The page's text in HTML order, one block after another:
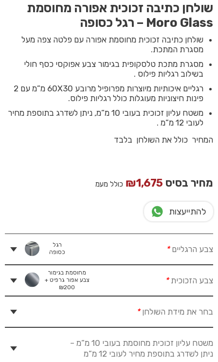
שולחן כתיבה זכוכית אפורה מחוסמת
Moro Glass – רגל כסופה
שולחן כתיבה זכוכית מחוסמת אפורה עם פלטה צפה מעל
מסגרת המתכת.
מסגרת מתכת טלסקופית בגימור צבע אפוקסי כסף חולי
בשילוב רגליות פילוס .
רגליים איכותיות מיוצרות מפרופיל מרובע 60X30 מ”מ עם 2
פינות חיצוניות מעוגלות כולל רגליות פילוס.
משטח עליון זכוכית בעובי 10 מ”מ, ניתן לשדרג בתוספת מחיר
לעובי 12 מ”מ .
המחיר כולל את השולחן בלבד
מחיר בסיס ₪1,675 כולל מעמ
להתייעצות
צבע הרגליים*
רגל
כסופה
צבע הזכוכית*
מחוסמת בגימור
צבע אפור גרפיט +
₪200
בחר את מידת השולחן*
משטח עליון זכוכית מחוסמת בעובי 10 מ”מ –
ניתן לשדרג בתוספת מחיר לעובי 12 מ”מ